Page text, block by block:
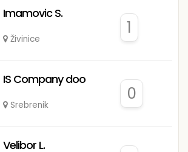
Imamovic S.
Živinice
1
IS Company doo
Srebrenik
0
Velibor L.